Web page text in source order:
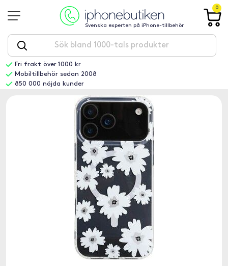
Svenska experten på iPhone-tillbehör
0
Fri frakt över 1000 kr
Mobiltillbehör sedan 2008
850 000 nöjda kunder